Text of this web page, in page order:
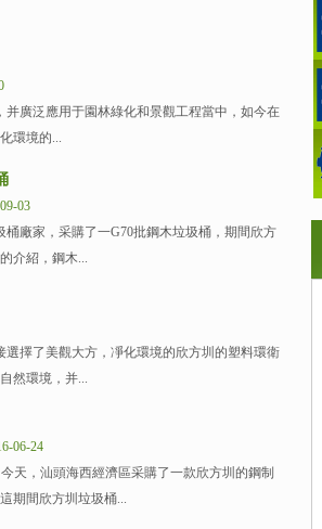
廣泛應用于園林綠化和景觀工程當中，如今在
環境的...
03
廠家，采購了一G70批鋼木垃圾桶，期間欣方
介紹，鋼木...
擇了美觀大方，凈化環境的欣方圳的塑料環衛
然環境，并...
06-24
天，汕頭海西經濟區采購了一款欣方圳的鋼制
期間欣方圳垃圾桶...